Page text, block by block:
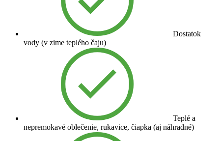
Dostatok
vody (v zime teplého čaju)
Teplé a
nepremokavé oblečenie, rukavice, čiapka (aj náhradné)